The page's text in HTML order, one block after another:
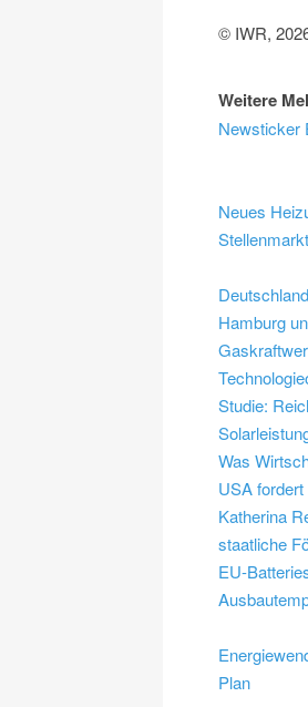
© IWR,
Weitere
Newsticker
Neues
Hamburg
Studie:
Was
USA fordert
Katherina
staatliche
EU-
Plan